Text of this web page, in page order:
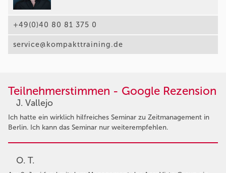
+49(0)40 80 81 375 0
service@kompakttraining.de
Teilnehmerstimmen - Google Rezension
J. Vallejo
Ich hatte ein wirklich hilfreiches Seminar zu Zeitmanagement in
Berlin. Ich kann das Seminar nur weiterempfehlen.
O. T.